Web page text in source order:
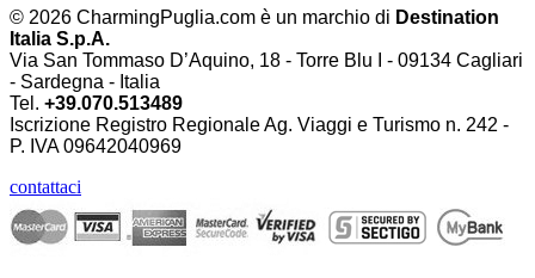
© 2026 CharmingPuglia.com è un marchio di Destination
Italia S.p.A.
Via San Tommaso D’Aquino, 18 - Torre Blu I - 09134 Cagliari
- Sardegna - Italia
Tel. +39.070.513489
Iscrizione Registro Regionale Ag. Viaggi e Turismo n. 242 -
P. IVA09642040969
contattaci